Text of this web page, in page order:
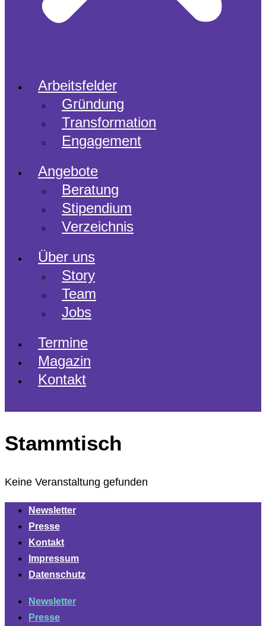
Arbeitsfelder
Gründung
Transformation
Engagement
Angebote
Beratung
Stipendium
Verzeichnis
Über uns
Story
Team
Jobs
Termine
Magazin
Kontakt
Stammtisch
Keine Veranstaltung gefunden
Newsletter
Presse
Kontakt
Impressum
Datenschutz
Newsletter
Presse